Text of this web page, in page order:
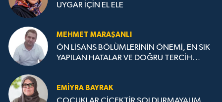
UYGAR İÇİN EL ELE
MEHMET MARAŞANLI
ÖN LİSANS BÖLÜMLERİNİN ÖNEMİ, EN SIK
YAPILAN HATALAR VE DOĞRU TERCİH
EMIYRA BAYRAK